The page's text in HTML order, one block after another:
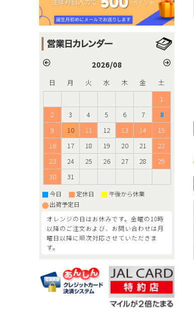
2026/08
日 月 火 水 木 金
土
1
2
3 4 5 6 7
8
9
10 11 12 13 14
15
16
17 18 19 20 21
22
23
24 25 26 27 28
29
30
31
■ 今日 ■ 定休日 ■ 午後から休業
●出荷予定日
オレンジの日はお休みです。金曜の10時
以降のご注文および、お問い合わせは月
曜日以降に順次対応させていただきま
す。